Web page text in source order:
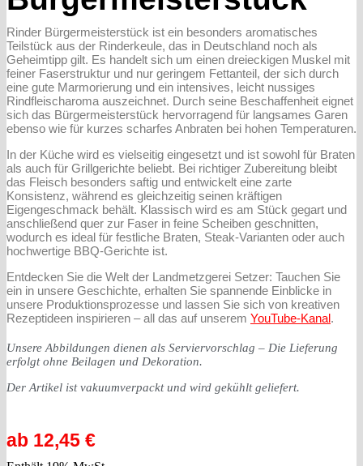
Rinder Bürgermeisterstück ist ein besonders aromatisches
Teilstück aus der Rinderkeule, das in Deutschland noch als
Geheimtipp gilt. Es handelt sich um einen dreieckigen Muskel mit
feiner Faserstruktur und nur geringem Fettanteil, der sich durch
eine gute Marmorierung und ein intensives, leicht nussiges
Rindfleischaroma auszeichnet. Durch seine Beschaffenheit eignet
sich das Bürgermeisterstück hervorragend für langsames Garen
ebenso wie für kurzes scharfes Anbraten bei hohen Temperaturen.
In der Küche wird es vielseitig eingesetzt und ist sowohl für Braten
als auch für Grillgerichte beliebt. Bei richtiger Zubereitung bleibt
das Fleisch besonders saftig und entwickelt eine zarte
Konsistenz, während es gleichzeitig seinen kräftigen
Eigengeschmack behält. Klassisch wird es am Stück gegart und
anschließend quer zur Faser in feine Scheiben geschnitten,
wodurch es ideal für festliche Braten, Steak-Varianten oder auch
hochwertige BBQ-Gerichte ist.
Entdecken Sie die Welt der Landmetzgerei Setzer: Tauchen Sie
ein in unsere Geschichte, erhalten Sie spannende Einblicke in
unsere Produktionsprozesse und lassen Sie sich von kreativen
Rezeptideen inspirieren – all das auf unserem YouTube-Kanal.
Unsere Abbildungen dienen als Serviervorschlag – Die Lieferung
erfolgt ohne Beilagen und Dekoration.
Der Artikel ist vakuumverpackt und wird gekühlt geliefert.
ab 12,45 €